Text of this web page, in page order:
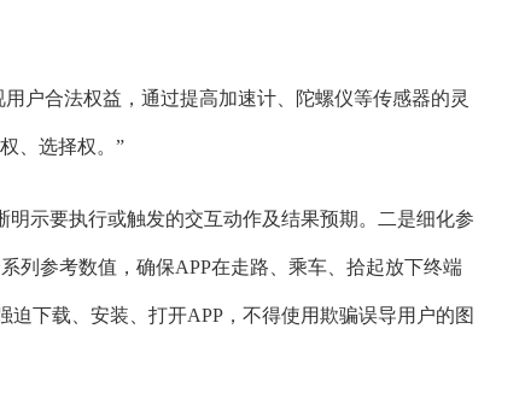
户合法权益，通过提高加速计、陀螺仪等传感器的灵
、选择权。”
示要执行或触发的交互动作及结果预期。二是细化参
列参考数值，确保APP在走路、乘车、拾起放下终端
下载、安装、打开APP，不得使用欺骗误导用户的图